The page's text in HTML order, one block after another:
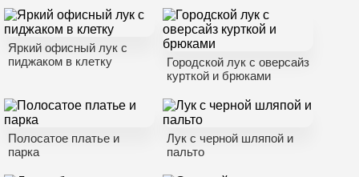
Яркий офисный лук с
пиджаком в клетку
Городской лук с оверсайз
курткой и брюками
Полосатое платье и
парка
Лук с черной шляпой и
пальто